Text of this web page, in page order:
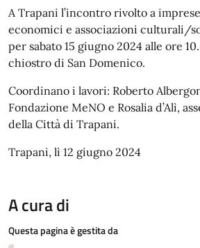
A Trapani l’incontro rivolto a
economici e associazioni culturali/
per sabato 15 giugno 2024 alle ore
chiostro di San Domenico.
Coordinano i lavori: Roberto
Fondazione MeNO e Rosalia d’Alì,
della Città di Trapani.
Trapani, lì 12 giugno 2024
A cura di
Questa pagina è gestita da